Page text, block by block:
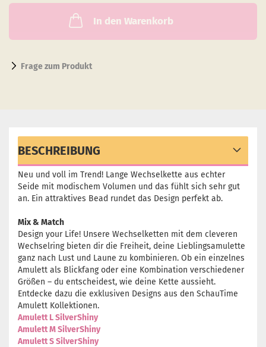
In den Warenkorb
Frage zum Produkt
BESCHREIBUNG
Neu und voll im Trend! Lange Wechselkette aus echter
Seide mit modischem Volumen und das fühlt sich sehr gut
an. Ein attraktives Bead rundet das Design perfekt ab.
Mix & Match
Design your Life! Unsere Wechselketten mit dem cleveren
Wechselring bieten dir die Freiheit, deine Lieblingsamulette
ganz nach Lust und Laune zu kombinieren. Ob ein einzelnes
Amulett als Blickfang oder eine Kombination verschiedener
Größen – du entscheidest, wie deine Kette aussieht.
Entdecke dazu die exklusiven Designs aus den SchauTime
Amulett Kollektionen.
Amulett L SilverShiny
Amulett M SilverShiny
Amulett S SilverShiny